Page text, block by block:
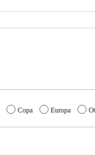
Copa Europa